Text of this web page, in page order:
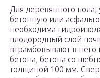
Для деревянного пола,
бетонную или
необходима
плодородный слой
втрамбовывают в него
бетона, бетона со
толщиной 100 мм.